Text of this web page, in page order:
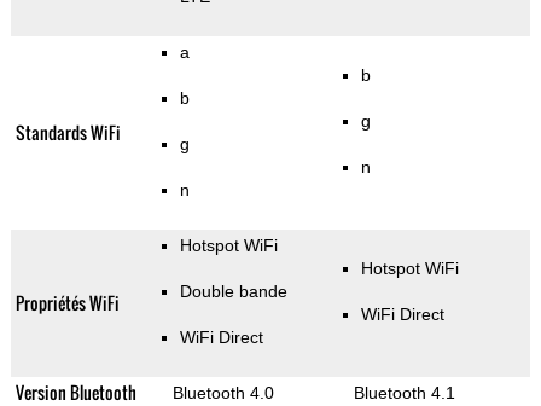
Standards WiFi
a
b
g
n
b
g
n
Propriétés WiFi
Hotspot WiFi
Double bande
WiFi Direct
Hotspot WiFi
WiFi Direct
Version Bluetooth Bluetooth 4.0 Bluetooth 4.1